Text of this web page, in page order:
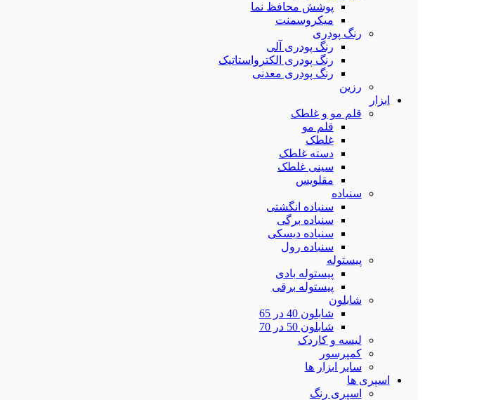
پوشش محافظ نما
میکروسمنت
رنگ پودری
رنگ پودری آلی
رنگ پودری الکترواستاتیک
رنگ پودری معدنی
رزین
ابزار
قلم مو و غلطک
قلم مو
غلطک
دسته غلطک
سینی غلطک
مقلویس
سنباده
سنباده انگشتی
سنباده برگی
سنباده دیسکی
سنباده رول
پیستوله
پیستوله بادی
پیستوله برقی
شابلون
شابلون 40 در 65
شابلون 50 در 70
لیسه و کاردک
کمپرسور
سایر ابزار ها
اسپری ها
اسپری رنگ